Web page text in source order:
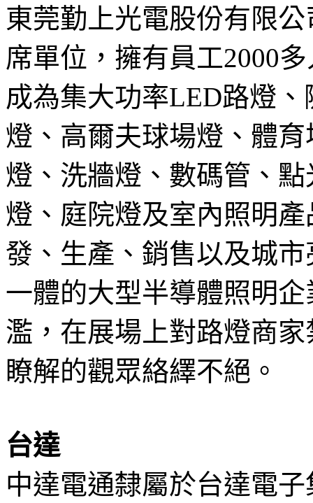
東莞勤上光電股份有限
席單位，擁有員工2000
成為集大功率LED路燈
燈、高爾夫球場燈、體
燈、洗牆燈、數碼管、
燈、庭院燈及室內照明
發、生產、銷售以及城
一體的大型半導體照明
濫，在展場上對路燈商
瞭解的觀眾絡繹不絕。
台達
中達電通隸屬於台達電